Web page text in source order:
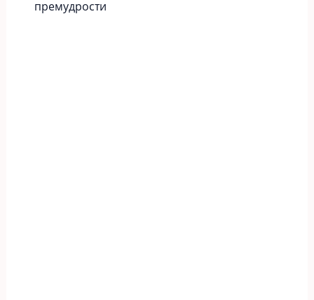
премудрости